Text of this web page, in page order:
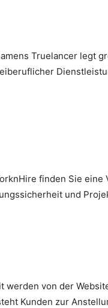
Truelancer legt
finden Sie
und
werden von der
Kunden zur